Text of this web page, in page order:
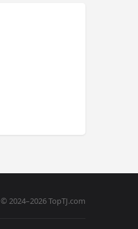
© 2024–2026 TopTJ.com